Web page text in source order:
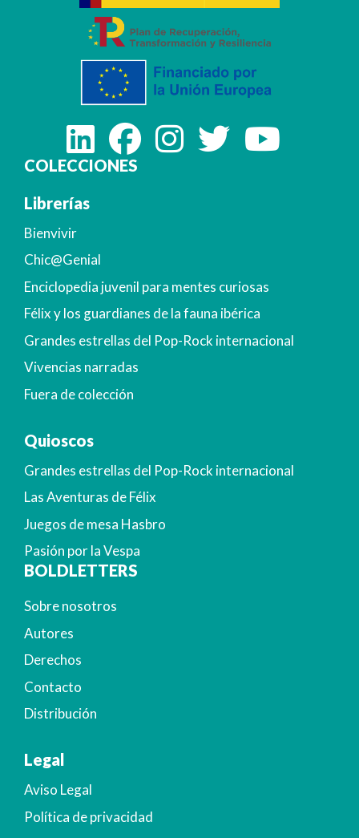
COLECCIONES
Librerías
Bienvivir
Chic@Genial
Enciclopedia juvenil para mentes curiosas
Félix y los guardianes de la fauna ibérica
Grandes estrellas del Pop-Rock internacional
Vivencias narradas
Fuera de colección
Quioscos
Grandes estrellas del Pop-Rock internacional
Las Aventuras de Félix
Juegos de mesa Hasbro
Pasión por la Vespa
BOLDLETTERS
Sobre nosotros
Autores
Derechos
Contacto
Distribución
Legal
Aviso Legal
Política de privacidad